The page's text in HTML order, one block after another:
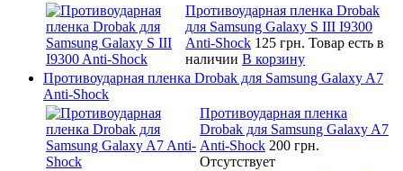
Противоударная пленка Drobak
для Samsung Galaxy S III I9300
Anti-Shock 125 грн. Товар есть в
наличии В корзину
Противоударная пленка Drobak для Samsung Galaxy A7
Anti-Shock
Противоударная пленка
Drobak для Samsung Galaxy A7
Anti-Shock 200 грн.
Отсутствует